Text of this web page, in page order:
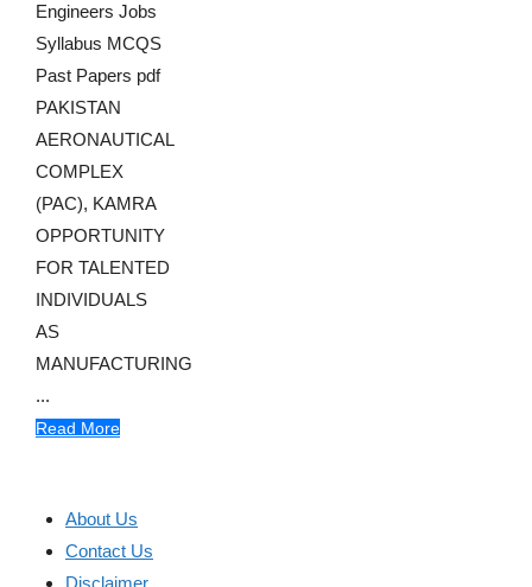
Engineers Jobs
Syllabus MCQS
Past Papers pdf
PAKISTAN
AERONAUTICAL
COMPLEX
(PAC), KAMRA
OPPORTUNITY
FOR TALENTED
INDIVIDUALS
AS
MANUFACTURING
...
Read More
About Us
Contact Us